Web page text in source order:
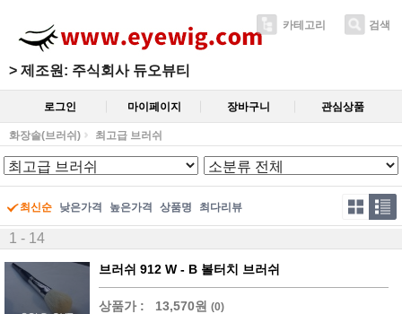
> 제조원: 주식회사 듀오뷰티
카테고리 검색
로그인 마이페이지 장바구니 관심상품
화장솔(브러쉬) 최고급 브러쉬
최신순 낮은가격 높은가격 상품명 최다리뷰
1 - 14
브러쉬 912 W - B 볼터치 브러쉬
상품가 : 13,570원 (0)